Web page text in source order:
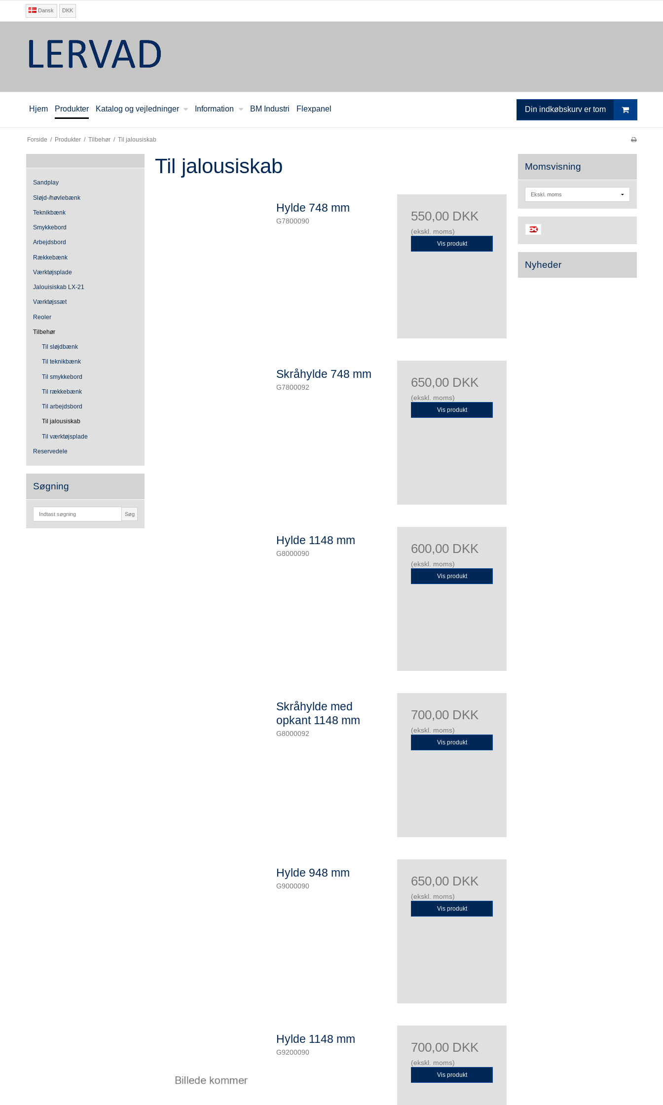
Dansk DKK
Hjem Produkter Katalog og vejledninger Information BM Industri Flexpanel Din indkøbskurv er tom
Forside / Produkter / Tilbehør / Til jalousiskab
Sandplay
Sløjd-/høvlebænk
Teknikbænk
Smykkebord
Arbejdsbord
Rækkebænk
Værktøjsplade
Jalouisiskab LX-21
Værktøjssæt
Reoler
Tilbehør
Til sløjdbænk
Til teknikbænk
Til smykkebord
Til rækkebænk
Til arbejdsbord
Til jalousiskab
Til værktøjsplade
Reservedele
Søgning
Søg
Til jalousiskab
Hylde 748 mm
G7800090 550,00 DKK
(ekskl. moms)
Vis produkt
Skråhylde 748 mm
G7800092 650,00 DKK
(ekskl. moms)
Vis produkt
Hylde 1148 mm
G8000090 600,00 DKK
(ekskl. moms)
Vis produkt
Skråhylde med
opkant 1148 mm
G8000092
700,00 DKK
(ekskl. moms)
Vis produkt
Hylde 948 mm
G9000090 650,00 DKK
(ekskl. moms)
Vis produkt
Hylde 1148 mm
G9200090 700,00 DKK
(ekskl. moms)
Vis produkt
Momsvisning
Nyheder